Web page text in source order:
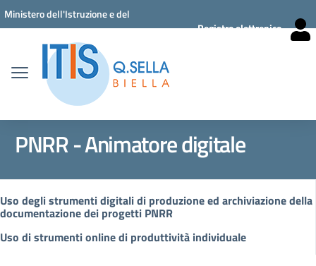
Vai ai contenuti
Vai al menu di navigazione
Vai al footer
Ministero dell'Istruzione e del
Registro elettronico
PNRR - Animatore digitale
Uso degli strumenti digitali di produzione ed archiviazione della
documentazione dei progetti PNRR
Uso di strumenti online di produttività individuale